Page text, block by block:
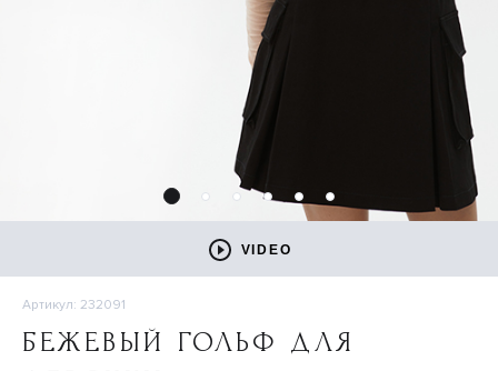
VIDEO
Артикул: 232091
БЕЖЕВЫЙ ГОЛЬФ ДЛЯ